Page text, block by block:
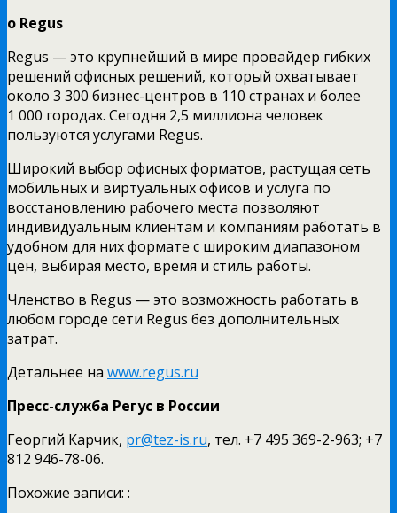
о Regus
Regus — это крупнейший в мире провайдер гибких
решений офисных решений, который охватывает
около 3 300 бизнес-центров в 110 странах и более
1 000 городах. Сегодня 2,5 миллиона человек
пользуются услугами Regus.
Широкий выбор офисных форматов, растущая сеть
мобильных и виртуальных офисов и услуга по
восстановлению рабочего места позволяют
индивидуальным клиентам и компаниям работать в
удобном для них формате с широким диапазоном
цен, выбирая место, время и стиль работы.
Членство в Regus — это возможность работать в
любом городе сети Regus без дополнительных
затрат.
Детальнее на www.regus.ru
Пресс-служба Регус в России
Георгий Карчик, pr@tez-is.ru, тел. +7 495 369-2-963; +7
812 946-78-06.
Похожие записи: :